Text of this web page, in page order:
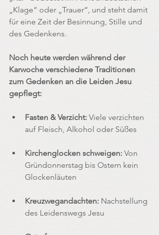
„Klage“ oder „Trauer“, und steht damit
für eine Zeit der Besinnung, Stille und
des Gedenkens.
Noch heute werden während der
Karwoche verschiedene Traditionen
zum Gedenken an die Leiden Jesu
gepflegt:
Fasten & Verzicht: Viele verzichten
auf Fleisch, Alkohol oder Süßes
Kirchenglocken schweigen: Von
Gründonnerstag bis Ostern kein
Glockenläuten
Kreuzwegandachten: Nachstellung
des Leidenswegs Jesu